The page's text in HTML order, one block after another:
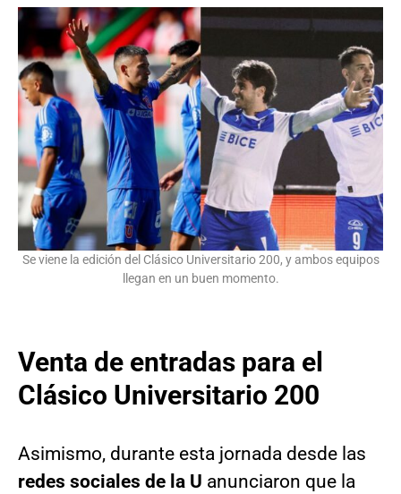
Se viene la edición del Clásico Universitario 200, y ambos equipos
llegan en un buen momento.
Venta de entradas para el
Clásico Universitario 200
Asimismo, durante esta jornada desde las
redes sociales de la U anunciaron que la